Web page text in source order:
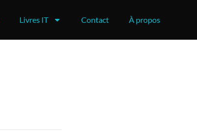
Livres IT Contact À propos